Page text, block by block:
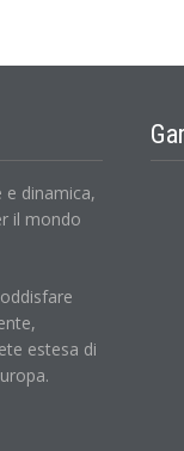
e dinamica,
il mondo
estesa di